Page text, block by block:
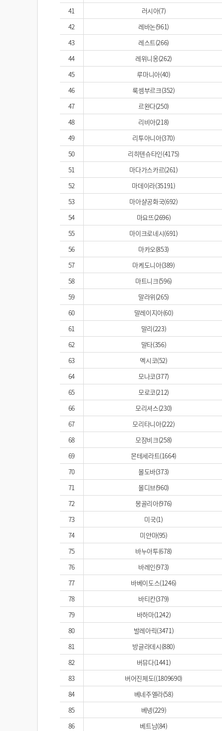
41
러시아(7)
42
레바논(961)
43
레스트(266)
44
레위니옹(262)
45
루마니아(40)
46
룩셈부르크(352)
47
르완다(250)
48
리비아(218)
49
리투아니아(370)
50
리히텐슈타인(4175)
51
마다가스카르(261)
52
마데이라(35191)
53
마아샬공화국(692)
54
마요뜨(2696)
55
마이크로네시(691)
56
마카오(853)
57
마케도니아(389)
58
마트니크(596)
59
말라위(265)
60
말레이지아(60)
61
말리(223)
62
말타(356)
63
멕시코(52)
64
모나코(377)
65
모로코(212)
66
모리셔스(230)
67
모리타니아(222)
68
모잠비크(258)
69
몬테세라트(1664)
70
몰도바(373)
71
몰디브(960)
72
몽골리아(976)
73
미국(1)
74
미얀마(95)
75
바누아투(678)
76
바레인(973)
77
바베이도스(1246)
78
바티칸(379)
79
바하마(1242)
80
발레아릭(3471)
81
방글라데시(880)
82
버뮤다(1441)
83
버어진제도((1809690)
84
베네주엘라(58)
85
베넹(229)
86
베트남(84)